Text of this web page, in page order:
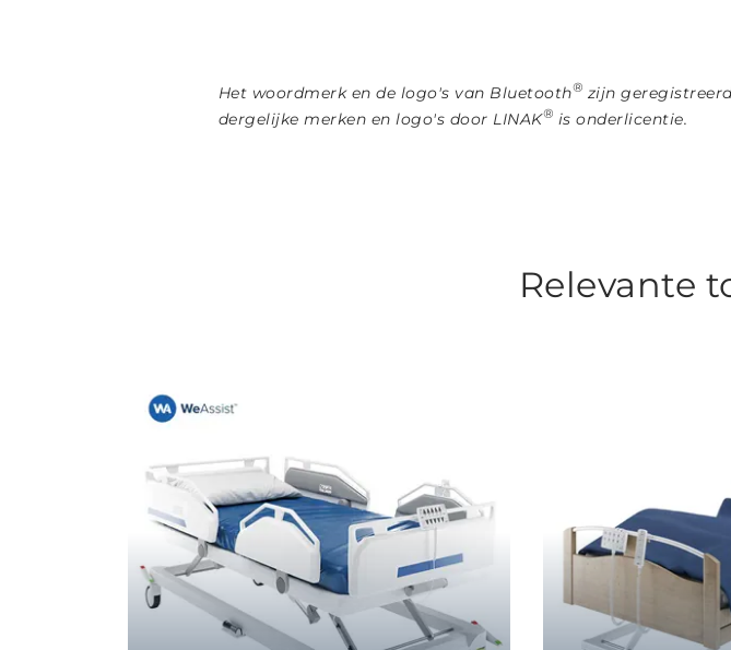
Het woordmerk en de logo's van Bluetooth® zijn
dergelijke merken en logo's door LINAK® is onderlicentie.
Relevante